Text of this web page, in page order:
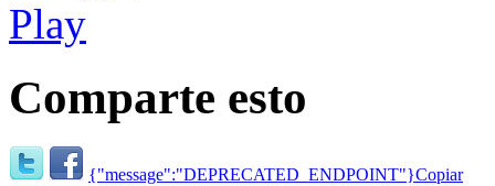
Comparte esto
{"message":"DEPRECATED_ENDPOINT"}Copiar